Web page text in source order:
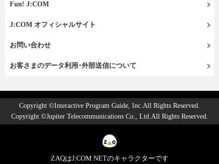
Fun! J:COM
J:COM オフィシャルサイト
お問い合わせ
お客さまのデータ利用･外部送信について
Copyright ©Interactive Program Guide, Inc.All Rights Reserved.
Copyright ©Jupiter Telecommunications Co., Ltd.All Rights Reserved.
ZAQはJ:COM NETのキャラクターです